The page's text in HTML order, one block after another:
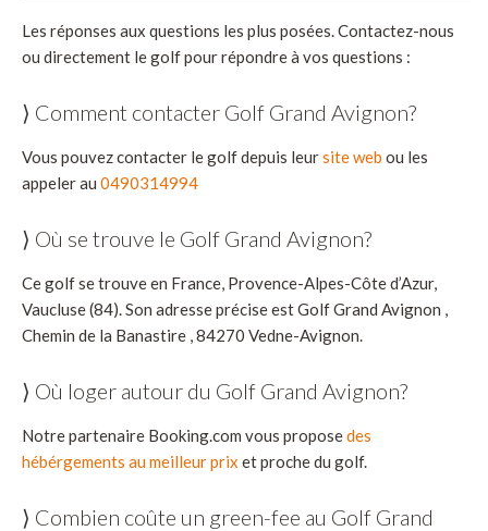
Les réponses aux questions les plus posées. Contactez-nous
ou directement le golf pour répondre à vos questions :
⟩ Comment contacter Golf Grand Avignon?
Vous pouvez contacter le golf depuis leursite web ou les
appeler au 0490314994
⟩ Où se trouve le Golf Grand Avignon?
Ce golf se trouve en France, Provence-Alpes-Côte d’Azur,
Vaucluse (84). Son adresse précise est Golf Grand Avignon ,
Chemin de la Banastire , 84270 Vedne-Avignon.
⟩ Où loger autour du Golf Grand Avignon?
Notre partenaire Booking.com vous proposedes
hébérgements au meilleur prix et proche du golf.
⟩ Combien coûte un green-fee au Golf Grand